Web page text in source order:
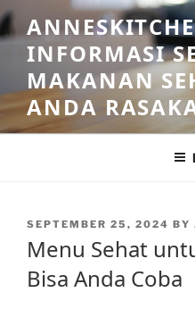
Skip
to
contentINFORMASI
MAKANAN
ANDA
POSTED
SEPTEMBER 25, 2024 BY
Menu Sehat
Bisa Anda Coba